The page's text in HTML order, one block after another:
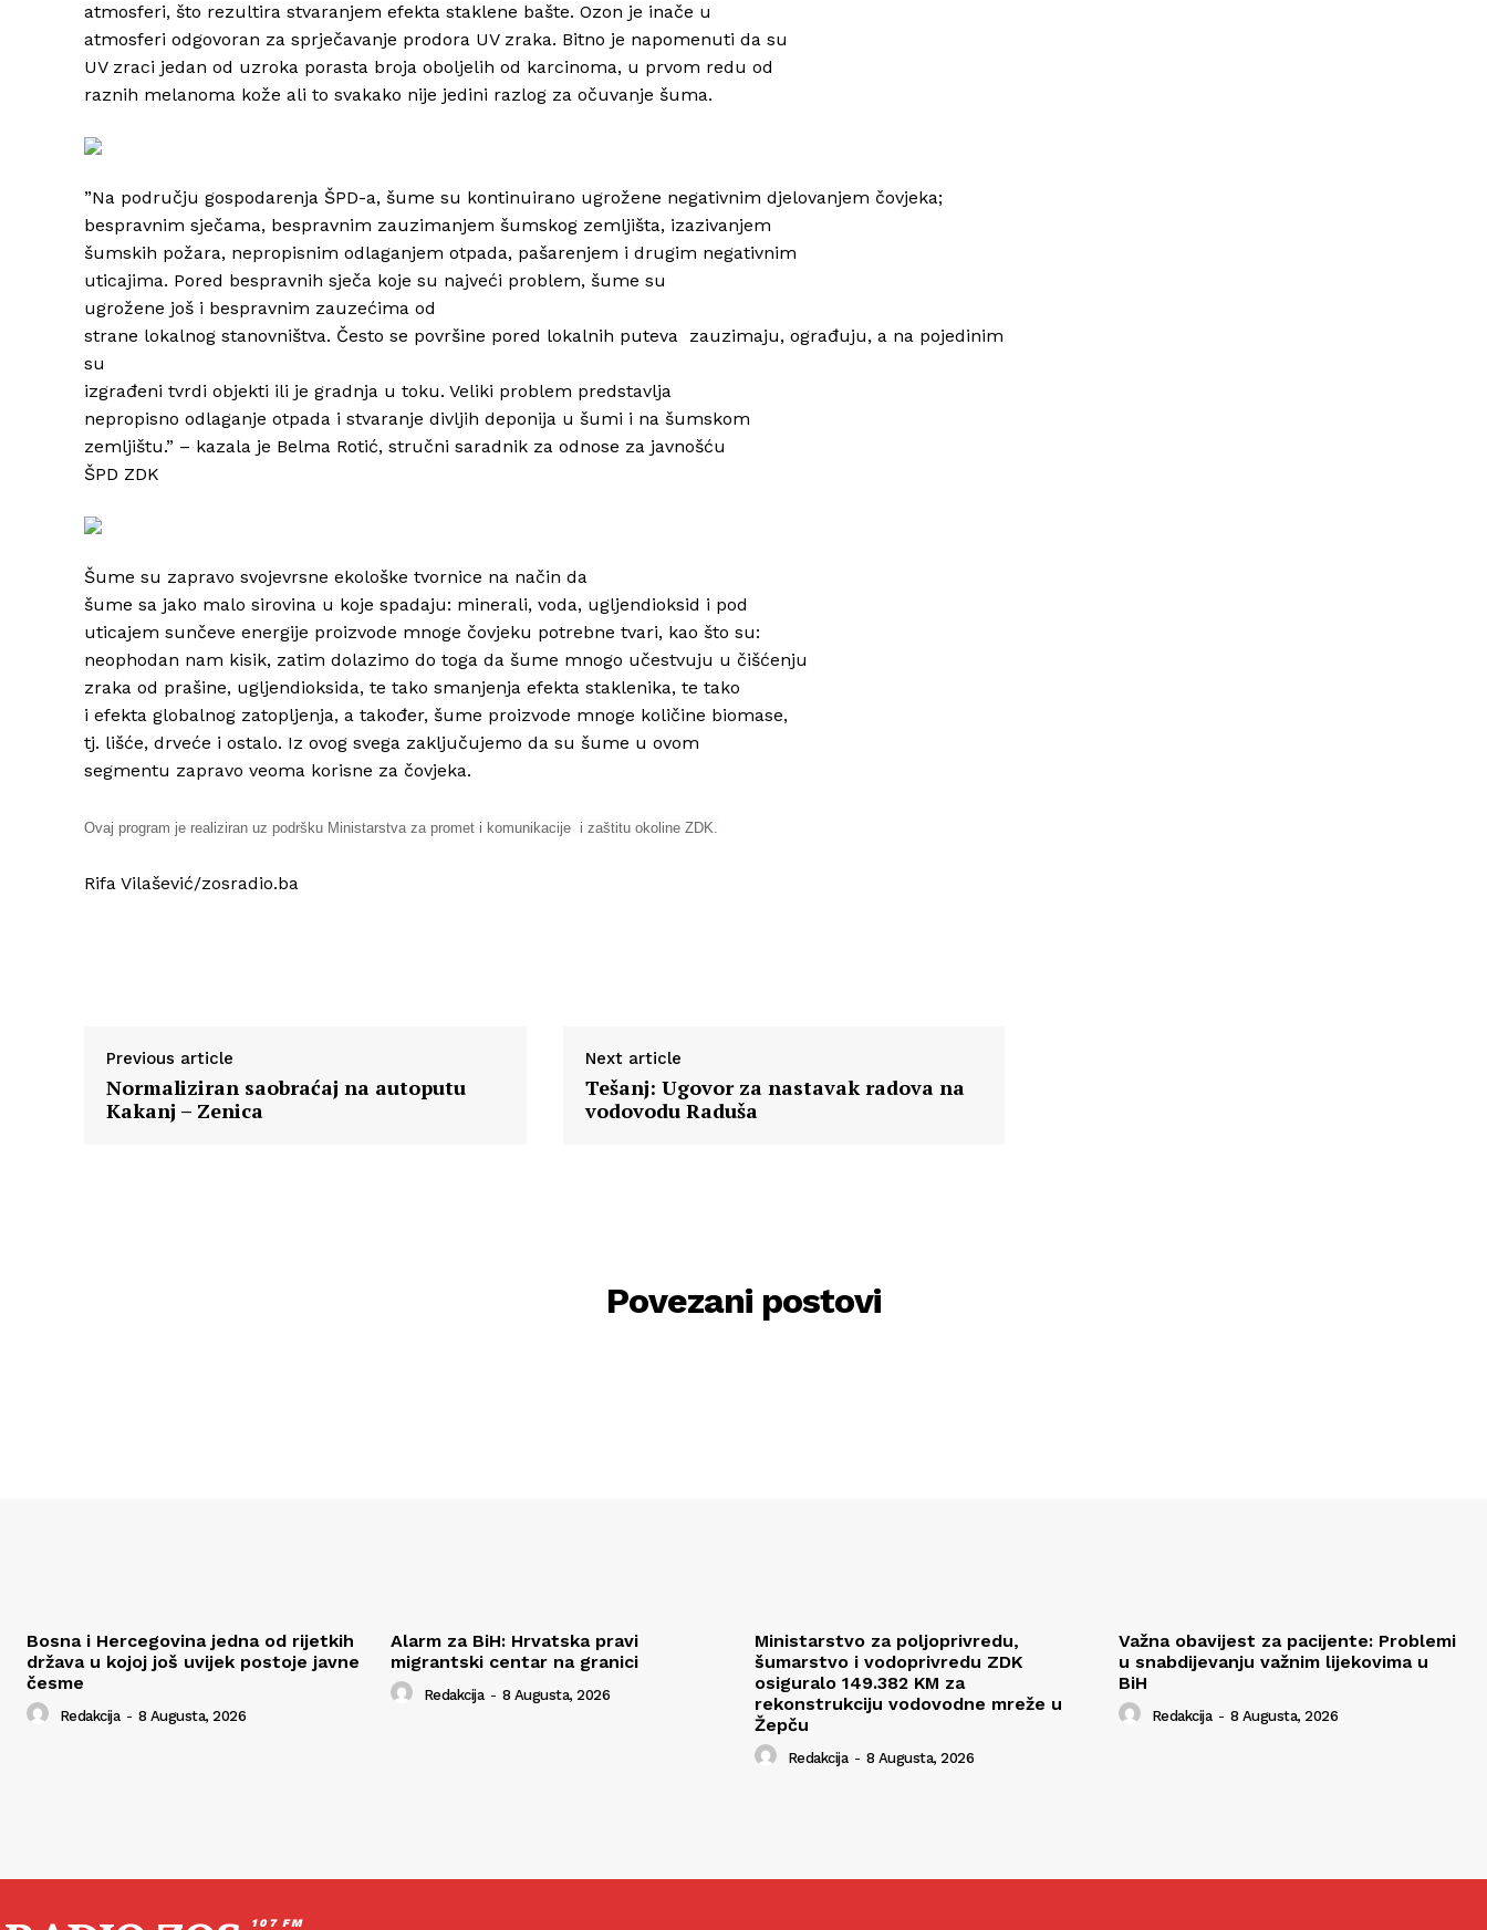
atmosferi, što rezultira stvaranjem efekta staklene bašte. Ozon je inače u
atmosferi odgovoran za sprječavanje prodora UV zraka. Bitno je napomenuti da su
UV zraci jedan od uzroka porasta broja oboljelih od karcinoma, u prvom redu od
raznih melanoma kože ali to svakako nije jedini razlog za očuvanje šuma.
”Na području gospodarenja ŠPD-a, šume su kontinuirano ugrožene negativnim djelovanjem čovjeka;
bespravnim sječama, bespravnim zauzimanjem šumskog zemljišta, izazivanjem
šumskih požara, nepropisnim odlaganjem otpada, pašarenjem i drugim negativnim
uticajima. Pored bespravnih sječa koje su najveći problem, šume su
ugrožene još i bespravnim zauzećima od
strane lokalnog stanovništva. Često se površine pored lokalnih puteva zauzimaju, ograđuju, a na pojedinim
su
izgrađeni tvrdi objekti ili je gradnja u toku. Veliki problem predstavlja
nepropisno odlaganje otpada i stvaranje divljih deponija u šumi i na šumskom
zemljištu.” – kazala je Belma Rotić, stručni saradnik za odnose za javnošću
ŠPD ZDK
Šume su zapravo svojevrsne ekološke tvornice na način da
šume sa jako malo sirovina u koje spadaju: minerali, voda, ugljendioksid i pod
uticajem sunčeve energije proizvode mnoge čovjeku potrebne tvari, kao što su:
neophodan nam kisik, zatim dolazimo do toga da šume mnogo učestvuju u čišćenju
zraka od prašine, ugljendioksida, te tako smanjenja efekta staklenika, te tako
i efekta globalnog zatopljenja, a također, šume proizvode mnoge količine biomase,
tj. lišće, drveće i ostalo. Iz ovog svega zaključujemo da su šume u ovom
segmentu zapravo veoma korisne za čovjeka.
Ovaj program je realiziran uz podršku Ministarstva za promet i komunikacije i zaštitu okoline ZDK.
Rifa Vilašević/zosradio.ba
Previous article
Normaliziran saobraćaj na autoputu
Kakanj – Zenica
Next article
Tešanj: Ugovor za nastavak radova na
vodovodu Raduša
Povezani postovi
Bosna i Hercegovina jedna od rijetkih
država u kojoj još uvijek postoje javne
česme
Redakcija - 8 Augusta, 2026
Alarm za BiH: Hrvatska pravi
migrantski centar na granici
Redakcija - 8 Augusta, 2026
Ministarstvo za poljoprivredu,
šumarstvo i vodoprivredu ZDK
osiguralo 149.382 KM za
rekonstrukciju vodovodne mreže u
Žepču
Redakcija - 8 Augusta, 2026
Važna obavijest za pacijente: Problemi
u snabdijevanju važnim lijekovima u
BiH
Redakcija - 8 Augusta, 2026
107 FM